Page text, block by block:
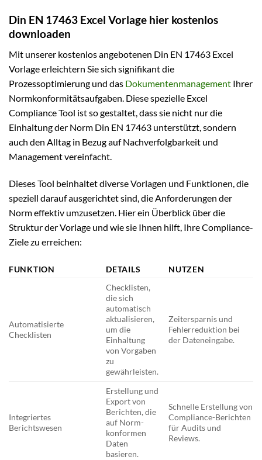
Din EN 17463 Excel Vorlage hier kostenlos
downloaden
Mit unserer kostenlos angebotenen Din EN 17463 Excel
Vorlage erleichtern Sie sich signifikant die
Prozessoptimierung und das Dokumentenmanagement Ihrer
Normkonformitätsaufgaben. Diese spezielle Excel
Compliance Tool ist so gestaltet, dass sie nicht nur die
Einhaltung der Norm Din EN 17463 unterstützt, sondern
auch den Alltag in Bezug auf Nachverfolgbarkeit und
Management vereinfacht.
Dieses Tool beinhaltet diverse Vorlagen und Funktionen, die
speziell darauf ausgerichtet sind, die Anforderungen der
Norm effektiv umzusetzen. Hier ein Überblick über die
Struktur der Vorlage und wie sie Ihnen hilft, Ihre Compliance-
Ziele zu erreichen:
FUNKTION DETAILS NUTZEN
Automatisierte
Checklisten
Checklisten,
die sich
automatisch
aktualisieren,
um die
Einhaltung
von Vorgaben
zu
gewährleisten.
Zeitersparnis und
Fehlerreduktion bei
der Dateneingabe.
Integriertes
Berichtswesen
Erstellung und
Export von
Berichten, die
auf Norm-
konformen
Daten
basieren.
Schnelle Erstellung von
Compliance-Berichten
für Audits und
Reviews.